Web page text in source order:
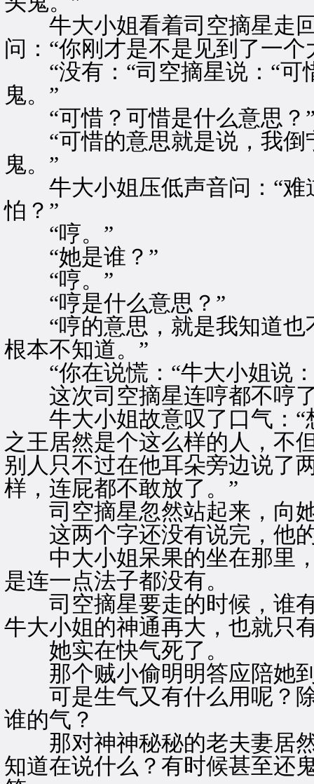
牛大小姐看着司空摘星走回
问：“你刚才是不是见到了一个
“没有：“司空摘星说：“可
鬼。”
“可惜？可惜是什么意思？
“可惜的意思就是说，我倒
鬼。”
牛大小姐压低声音问：“难
怕？”
“哼。”
“她是谁？”
“哼。”
“哼是什么意思？”
“哼的意思，就是我知道也
根本不知道。”
“你在说慌：“牛大小姐说：
这次司空摘星连哼都不哼
牛大小姐故意叹了口气：“
之王居然是个这么样的人，不
别人只不过在他耳朵旁边说了
样，连屁都不敢放了。”
司空摘星忽然站起来，向她
这两个字还没有说完，他的
中大小姐呆果的坐在那里，
是连一点法子都没有。
司空摘星要走的时候，谁有
牛大小姐的神通再大，也就只
她实在快气死了。
那个贼小偷明明答应陪她到
可是生气又有什么用呢？除
谁的气？
那对神神秘秘的老夫妻居然
知道在说什么？有时候甚至还